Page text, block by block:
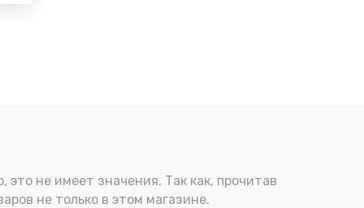
не имеет значения. Так как, прочитав
не только в этом магазине.